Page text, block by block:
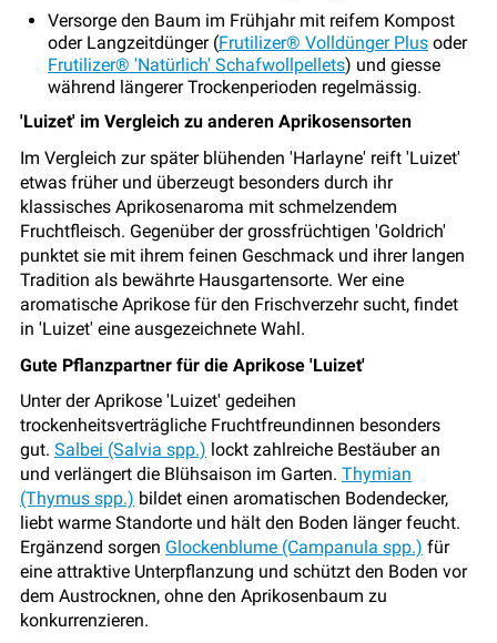
Versorge den Baum im Frühjahr mit reifem Kompost
oder Langzeitdünger (Frutilizer® Volldünger Plus oder
Frutilizer® 'Natürlich' Schafwollpellets) und giesse
während längerer Trockenperioden regelmässig.
'Luizet' im Vergleich zu anderen Aprikosensorten
Im Vergleich zur später blühenden 'Harlayne' reift 'Luizet'
etwas früher und überzeugt besonders durch ihr
klassisches Aprikosenaroma mit schmelzendem
Fruchtfleisch. Gegenüber der grossfrüchtigen 'Goldrich'
punktet sie mit ihrem feinen Geschmack und ihrer langen
Tradition als bewährte Hausgartensorte. Wer eine
aromatische Aprikose für den Frischverzehr sucht, findet
in 'Luizet' eine ausgezeichnete Wahl.
Gute Pflanzpartner für die Aprikose 'Luizet'
Unter der Aprikose 'Luizet' gedeihen
trockenheitsverträgliche Fruchtfreundinnen besonders
gut. Salbei (Salvia spp.) lockt zahlreiche Bestäuber an
und verlängert die Blühsaison im Garten. Thymian
(Thymus spp.) bildet einen aromatischen Bodendecker,
liebt warme Standorte und hält den Boden länger feucht.
Ergänzend sorgen Glockenblume (Campanula spp.) für
eine attraktive Unterpflanzung und schützt den Boden vor
dem Austrocknen, ohne den Aprikosenbaum zu
konkurrenzieren.